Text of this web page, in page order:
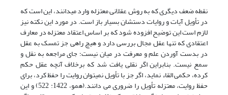
نقطه ضعف دیگری که به روش عقلانی معتزله وارد می­دانند، این است که
در تأویل آیات و روایات دستشان بسیار باز است. در مورد این نکته نیز
لازم است این توضیح افزوده شود که بر اساس اعتقاد معتزله در معارف
اعتقادی که تنها عقل مجال بررسی دارد و هیچ راهی جز تمسک به عقل
در بدست آوردن علم و معرفت در میان نیست؛ جای مراجعه به نقل و
سمع نیست. بنابراین اگر نقلی یافت شد که برخلاف آنچه عقل حکم
کرده، حکمی القاء نماید، اگر جز با تأویل نمی­توان روایت را حفظ کرد، برای
حفظ روایت، معتزله تأویل را ضروری می دانند.(همو، 1422: 522) و این